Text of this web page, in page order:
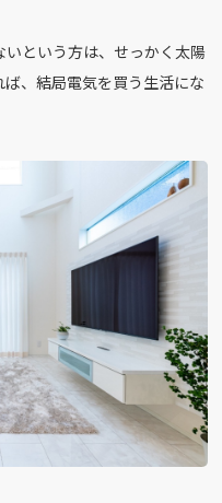
という方は、せっかく太陽
、結局電気を買う生活にな